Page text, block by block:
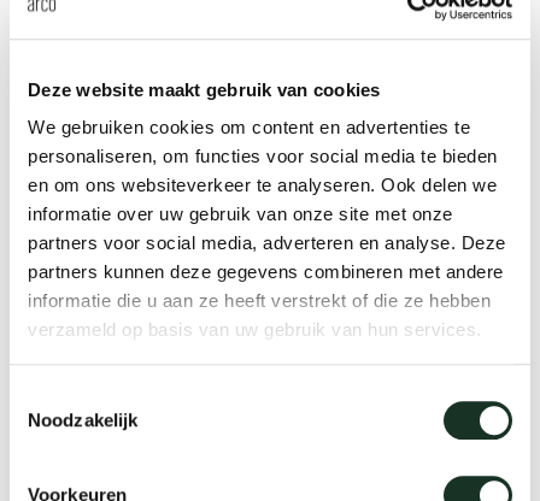
Deze website maakt gebruik van cookies
We gebruiken cookies om content en advertenties te
personaliseren, om functies voor social media te bieden
en om ons websiteverkeer te analyseren. Ook delen we
informatie over uw gebruik van onze site met onze
partners voor social media, adverteren en analyse. Deze
partners kunnen deze gegevens combineren met andere
informatie die u aan ze heeft verstrekt of die ze hebben
verzameld op basis van uw gebruik van hun services.
Noodzakelijk
Voorkeuren
Rathaus Amsterdam
Amsterdam